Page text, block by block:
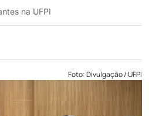
na UFPI
Foto: Divulgação / UFPI